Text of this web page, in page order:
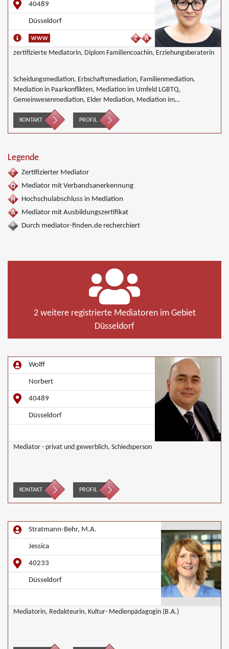
40489
Düsseldorf
zertifizierte Mediatorin, Diplom Familiencoachin, Erziehungsberaterin
Scheidungsmediation, Erbschaftsmediation, Familienmediation,
Mediation in Paarkonflikten, Mediation im Umfeld LGBTQ,
Gemeinwesenmediation, Elder Mediation, Mediation im
Gesundheitswesen, Mediation im Bereich Integration und Inklusion,
Innerbetriebliche Mediation, Interkulturelle Mediation, Mediation von
Generationskonflikten, Mediation im öffentlichen Bereich, Mediation
KONTAKT PROFIL
Legende
Zertifizierter Mediator
Mediator mit Verbandsanerkennung
Hochschulabschluss in Mediation
Mediator mit Ausbildungszertifikat
Durch mediator-finden.de recherchiert
2 weitere registrierte Mediatoren im Gebiet
Düsseldorf
Wolff
Norbert
40489
Düsseldorf
Mediator - privat und gewerblich, Schiedsperson
KONTAKT PROFIL
Stratmann-Behr, M.A.
Jessica
40233
Düsseldorf
Mediatorin, Redakteurin, Kultur- Medienpädagogin (B.A.)